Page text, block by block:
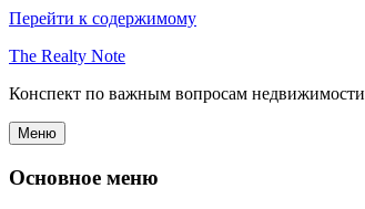
Перейти к содержимому
The Realty Note
Конспект по важным вопросам недвижимости
Меню
Основное меню